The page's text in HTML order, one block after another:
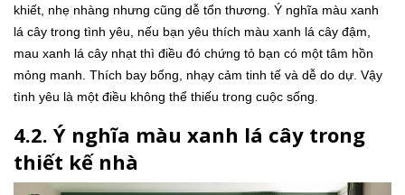
khiết, nhẹ nhàng nhưng cũng dễ tổn thương. Ý nghĩa màu xanh
lá cây trong tình yêu, nếu bạn yêu thích màu xanh lá cây đậm,
mau xanh lá cây nhạt thì điều đó chứng tỏ bạn có một tâm hồn
mỏng manh. Thích bay bổng, nhạy cảm tinh tế và dễ do dự. Vậy
tình yêu là một điều không thể thiếu trong cuộc sống.
4.2. Ý nghĩa màu xanh lá cây trong
thiết kế nhà